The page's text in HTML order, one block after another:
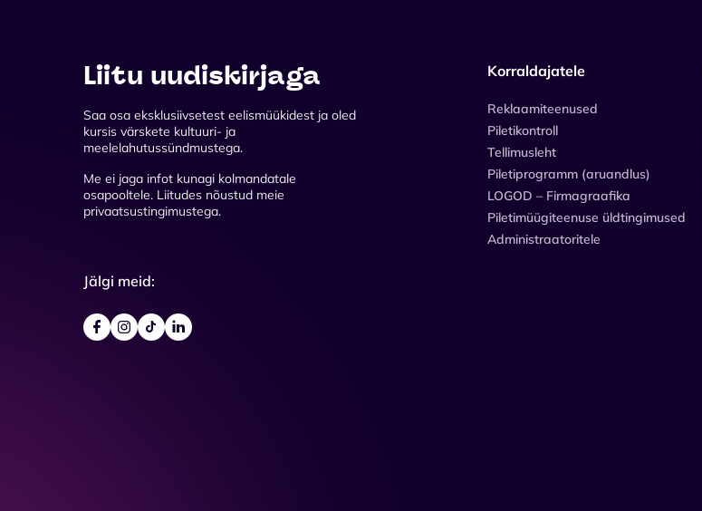
Liitu uudiskirjaga
Saa osa eksklusiivsetest eelismüükidest ja oled
kursis värskete kultuuri- ja
meelelahutussündmustega.
Me ei jaga infot kunagi kolmandatale
osapooltele. Liitudes nõustud meie
privaatsustingimustega.
Jälgi meid:
Korraldajatele
Reklaamiteenused
Piletikontroll
Tellimusleht
Piletiprogramm (aruandlus)
LOGOD – Firmagraafika
Piletimüügiteenuse üldtingimused
Administraatoritele